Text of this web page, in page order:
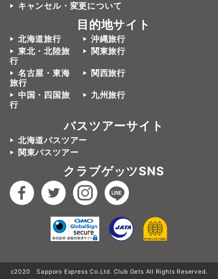
キャンセル・変更について
目的地サイト
北海道旅行
沖縄旅行
東北・北陸旅
行
関東旅行
名古屋・東海
旅行
関西旅行
中国・四国旅
行
九州旅行
バスツアーサイト
北海道バスツアー
関東バスツアー
クラブゲッツSNS
c2020 Sapporo Express Co.Ltd. Club Gets All Rights Reserved.